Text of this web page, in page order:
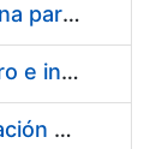
Servicios de una empresa externa para el asesoramiento y resolución de los recursos de alzada que se presentan relacionados con procesos de selección para la FNMT-RCM
Acuerdo marco para el suministro e instalación de persianas, estores y otros complementos
Servicio de Calibración y Verificación Externa de los Equipos de Medición del Servicio de Prevención de la FNMT-RCM